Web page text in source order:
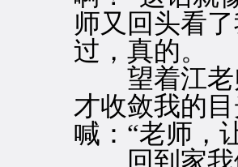
师又回头看
过，真的。
望着江老
才收敛我的
喊：“老师，